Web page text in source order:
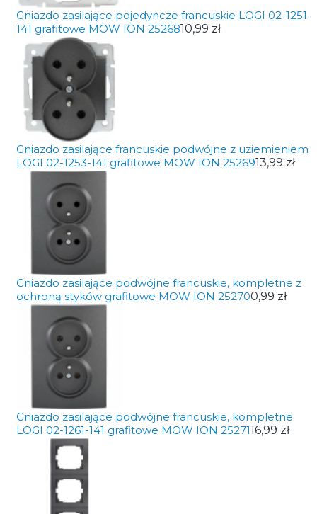
Gniazdo zasilające pojedyncze francuskie LOGI 02-1251-
141 grafitowe MOW ION 2526810,99 zł
Gniazdo zasilające francuskie podwójne z uziemieniem
LOGI 02-1253-141 grafitowe MOW ION 2526913,99 zł
Gniazdo zasilające podwójne francuskie, kompletne z
ochroną styków grafitowe MOW ION 252700,99 zł
Gniazdo zasilające podwójne francuskie, kompletne
LOGI 02-1261-141 grafitowe MOW ION 2527116,99 zł